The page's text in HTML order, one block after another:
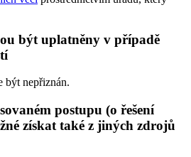
být uplatněny v případě
být nepřiznán.
postupu (o řešení
získat také z jiných zdrojů